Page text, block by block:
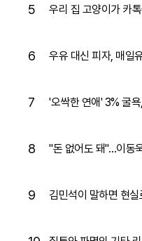
5 우리 집 고양이가 카
6 우유 대신 피자, 매일
7 '오싹한 연애' 3% 굴
8 "돈 없어도 돼"…이동
9 김민석이 말하면 현